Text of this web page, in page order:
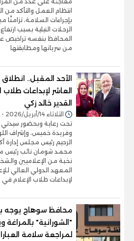
انتظام العمل والتأكد من
بإجراءات السلامة، تزامنًا
الرحلات النيلية بسبب
المحافظ بنفسه تراخيص
من سريانها ومطابقتها
الأحد المقبل..
العاشر لإبداعات طلاب
القدير خالد زكي
الثلاثاء 14/أبريل/2026 - 11:13 م
تحت رعاية وبحضور
وفريدة خميس، وإشراف
الرحيم رئيس مجلس إدارة
محمد شومان نائب رئيس
نخبة من الإعلاميين
المعهد الدولي العالي
لإبداعات طلاب الإعلام في
محافظ سوهاج يوجه
"الشورانية"
لمراجعة سلامة